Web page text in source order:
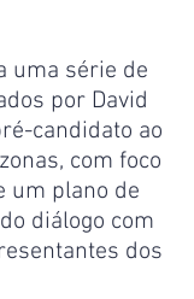
uma série de
por David
candidato ao
com foco
um plano de
diálogo com
dos